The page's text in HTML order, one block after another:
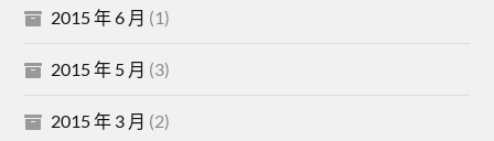
2015 年 6 月 (1)
2015 年 5 月 (3)
2015 年 3 月 (2)